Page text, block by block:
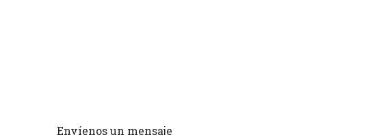
Envíenos un mensaje